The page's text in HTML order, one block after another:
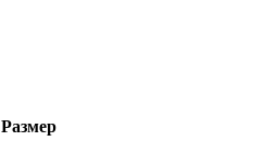
Размер